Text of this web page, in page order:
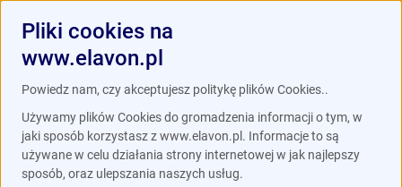
Blog / Artykuły / Badanie metod płatności: co sądzą
klienci
Pliki cookies na
www.elavon.pl
Powiedz nam, czy akceptujesz politykę plików Cookies..
Używamy plików Cookies do gromadzenia informacji o tym, w
jaki sposób korzystasz z www.elavon.pl. Informacje to są
używane w celu działania strony internetowej w jak najlepszy
sposób, oraz ulepszania naszych usług.